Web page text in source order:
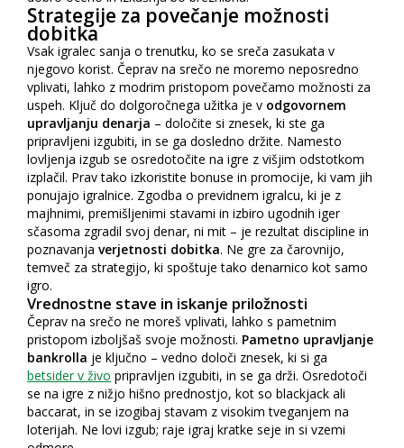
Strategije za povečanje možnosti
dobitka
Vsak igralec sanja o trenutku, ko se sreča zasukata v
njegovo korist. Čeprav na srečo ne moremo neposredno
vplivati, lahko z modrim pristopom povečamo možnosti za
uspeh. Ključ do dolgoročnega užitka je v odgovornem
upravljanju denarja – določite si znesek, ki ste ga
pripravljeni izgubiti, in se ga dosledno držite. Namesto
lovljenja izgub se osredotočite na igre z višjim odstotkom
izplačil. Prav tako izkoristite bonuse in promocije, ki vam jih
ponujajo igralnice. Zgodba o previdnem igralcu, ki je z
majhnimi, premišljenimi stavami in izbiro ugodnih iger
sčasoma zgradil svoj denar, ni mit – je rezultat discipline in
poznavanja verjetnosti dobitka. Ne gre za čarovnijo,
temveč za strategijo, ki spoštuje tako denarnico kot samo
igro.
Vrednostne stave in iskanje priložnosti
Čeprav na srečo ne moreš vplivati, lahko s pametnim
pristopom izboljšaš svoje možnosti. Pametno upravljanje
bankrolla je ključno – vedno določi znesek, ki si ga
betsider v živo pripravljen izgubiti, in se ga drži. Osredotoči
se na igre z nižjo hišno prednostjo, kot so blackjack ali
baccarat, in se izogibaj stavam z visokim tveganjem na
loterijah. Ne lovi izgub; raje igraj kratke seje in si vzemi